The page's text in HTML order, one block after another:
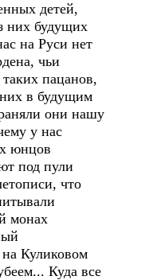
детей,
них будущих
на Руси нет
чьи
пацанов,
них в будущим
они нашу
у нас
юнцов
под пули
что
монах
Куликовом
Куда все